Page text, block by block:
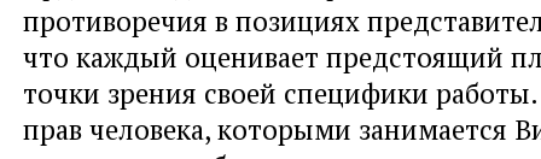
противоречия в позициях
что каждый оценивает предстоящий
точки зрения своей специфики
прав человека, которыми занимается